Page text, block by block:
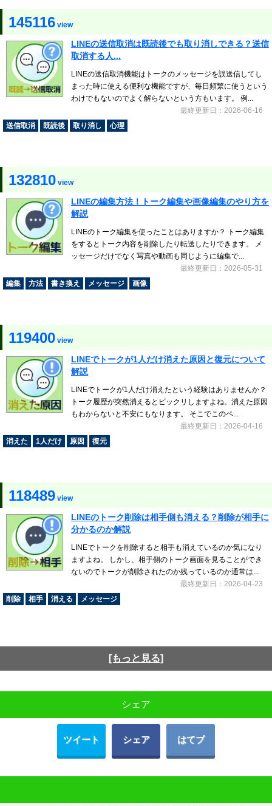
145116 view
LINEの送信取消は既読後でも取り消しできる？送信
取消する人...
LINEの送信取消機能はトークのメッセージを誤送信してし
まった時に使える便利な機能ですが、毎日頻繁に使うという
わけでもないのでよく解らないという方もいます。 例...
最終更新日：2026-06-16
送信取消
既読後 取り消し 心理
132810 view
LINEの編集方法！トーク編集や画像編集のやり方を
解説
LINEのトーク編集を使ったことはありますか？ トーク編集
をするとトーク内容を削除したり転送したりできます。 メ
ッセージだけでなく写真や動画も同じように編集で...
最終更新日：2026-05-31
編集
方法 書き換え メッセージ 画像
119400 view
LINEでトークが1人だけ消えた原因と復元について
解説
LINEでトークが1人だけ消えたという経験はありませんか？
トーク履歴が突然消えるとビックリしますよね。消えた原因
もわからないと不安にもなります。 そこでこのペ...
最終更新日：2026-04-16
消えた
1人だけ 原因 復元
118489 view
LINEのトーク削除は相手側も消える？削除が相手に
分かるのか解説
LINEでトークを削除すると相手も消えているのか気になり
ますよね。 しかし、相手側のトーク画面を見ることができ
ないのでトークが削除されたのか残っているのか通常は...
最終更新日：2026-04-23
削除
相手 消える メッセージ
[もっと見る]
シェア
ツイート シェア はてブ